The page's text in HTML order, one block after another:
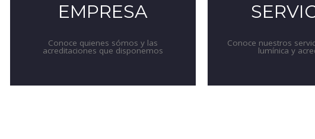
EMPRESA
Conoce quienes sómos y las
acreditaciones que disponemos
Conoce nuestros
lumínica y